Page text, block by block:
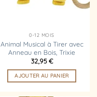
0-12 MOIS
Animal Musical à Tirer avec
Anneau en Bois, Trixie
32,95€
AJOUTER AU PANIER